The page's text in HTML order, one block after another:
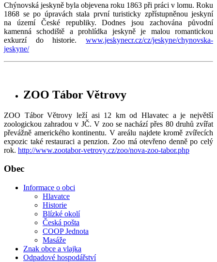
Chýnovská jeskyně byla objevena roku 1863 při práci v lomu. Roku
1868 se po úpravách stala první turisticky zpřístupněnou jeskyní
na území České republiky. Dodnes jsou zachována původní
kamenná schodiště a prohlídka jeskyně je malou romantickou
exkurzí do historie. www.jeskynecr.cz/cz/jeskyne/chynovska-
jeskyne/
ZOO Tábor Větrovy
ZOO Tábor Větrovy leží asi 12 km od Hlavatec a je největší
zoologickou zahradou v JČ. V zoo se nachází přes 80 druhů zvířat
převážně amerického kontinentu. V areálu najdete kromě zvířecích
expozic také restauraci a penzion. Zoo má otevřeno denně po celý
rok. http://www.zootabor-vetrovy.cz/zoo/nova-zoo-tabor.php
Obec
Informace o obci
Hlavatce
Historie
Blízké okolí
Česká pošta
COOP Jednota
Masáže
Znak obce a vlajka
Odpadové hospodářství